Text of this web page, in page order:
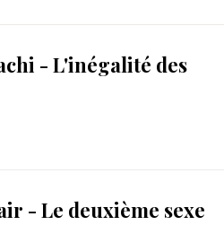
- L'inégalité des
- Le deuxième sexe